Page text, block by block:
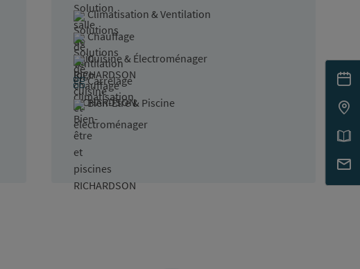
Climatisation & Ventilation
Chauffage
Cuisine & Électroménager
Carrelage
Bien-Être & Piscine